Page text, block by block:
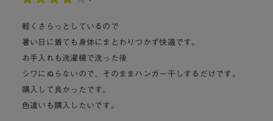
軽くさらっとしているので
暑い日に着ても身体にまとわりつかず快適です。
お手入れも洗濯機で洗った後
シワにぬらないので、そのままハンガー干しするだけです。
購入して良かったです。
色違いも購入したいです。